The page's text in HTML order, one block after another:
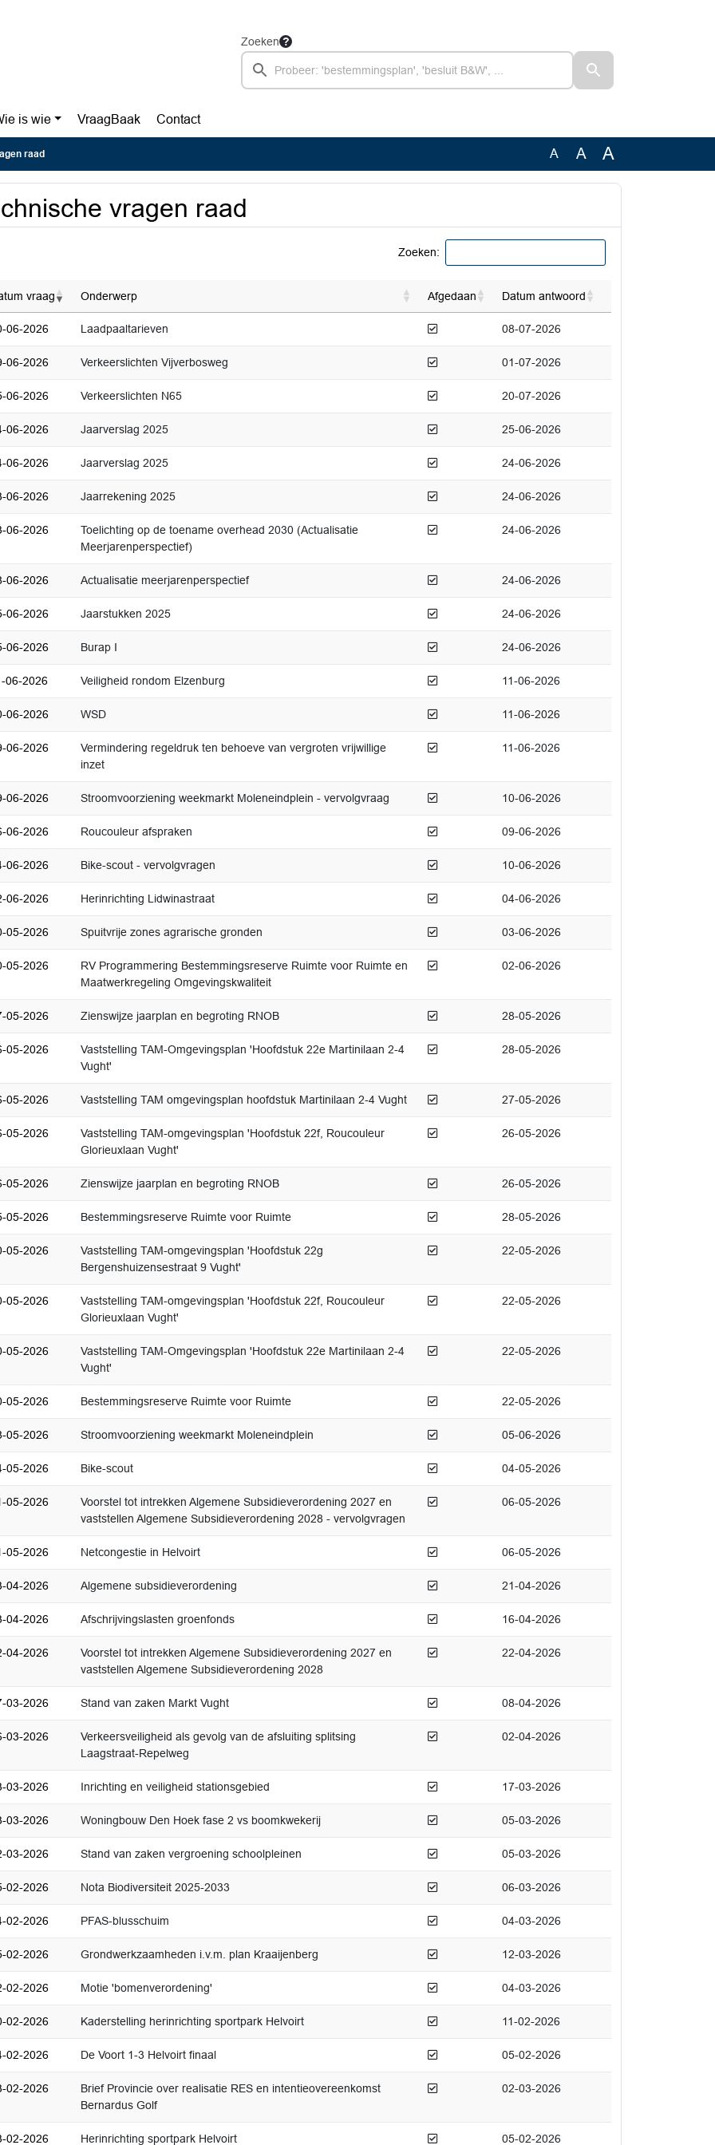
Zoeken
is wie VraagBaak Contact
raad A A A
vragen raad
Zoeken:
vraag Onderwerp Afgedaan Datum antwoord
06-2026 Laadpaaltarieven Afgedaan 08-07-2026
06-2026 Verkeerslichten Vijverbosweg Afgedaan 01-07-2026
06-2026 Verkeerslichten N65 Afgedaan 20-07-2026
06-2026 Jaarverslag 2025 Afgedaan 25-06-2026
06-2026 Jaarverslag 2025 Afgedaan 24-06-2026
06-2026 Jaarrekening 2025 Afgedaan 24-06-2026
06-2026
Toelichting op de toename overhead 2030 (Actualisatie
Meerjarenperspectief)
Afgedaan 24-06-2026
06-2026 Actualisatie meerjarenperspectief Afgedaan 24-06-2026
06-2026 Jaarstukken 2025 Afgedaan 24-06-2026
06-2026 Burap I Afgedaan 24-06-2026
06-2026 Veiligheid rondom Elzenburg Afgedaan 11-06-2026
06-2026 WSD Afgedaan 11-06-2026
06-2026
Vermindering regeldruk ten behoeve van vergroten vrijwillige
inzet
Afgedaan 11-06-2026
06-2026 Stroomvoorziening weekmarkt Moleneindplein - vervolgvraag Afgedaan 10-06-2026
06-2026 Roucouleur afspraken Afgedaan 09-06-2026
06-2026 Bike-scout - vervolgvragen Afgedaan 10-06-2026
06-2026 Herinrichting Lidwinastraat Afgedaan 04-06-2026
05-2026 Spuitvrije zones agrarische gronden Afgedaan 03-06-2026
05-2026
RV Programmering Bestemmingsreserve Ruimte voor Ruimte en
Maatwerkregeling Omgevingskwaliteit
Afgedaan 02-06-2026
05-2026 Zienswijze jaarplan en begroting RNOB Afgedaan 28-05-2026
05-2026
Vaststelling TAM-Omgevingsplan 'Hoofdstuk 22e Martinilaan 2-4
Vught'
Afgedaan 28-05-2026
05-2026 Vaststelling TAM omgevingsplan hoofdstuk Martinilaan 2-4 Vught Afgedaan 27-05-2026
05-2026
Vaststelling TAM-omgevingsplan 'Hoofdstuk 22f, Roucouleur
Glorieuxlaan Vught'
Afgedaan 26-05-2026
05-2026 Zienswijze jaarplan en begroting RNOB Afgedaan 26-05-2026
05-2026 Bestemmingsreserve Ruimte voor Ruimte Afgedaan 28-05-2026
05-2026
Vaststelling TAM-omgevingsplan 'Hoofdstuk 22g
Bergenshuizensestraat 9 Vught'
Afgedaan 22-05-2026
05-2026
Vaststelling TAM-omgevingsplan 'Hoofdstuk 22f, Roucouleur
Glorieuxlaan Vught'
Afgedaan 22-05-2026
05-2026
Vaststelling TAM-Omgevingsplan 'Hoofdstuk 22e Martinilaan 2-4
Vught'
Afgedaan 22-05-2026
05-2026 Bestemmingsreserve Ruimte voor Ruimte Afgedaan 22-05-2026
05-2026 Stroomvoorziening weekmarkt Moleneindplein Afgedaan 05-06-2026
05-2026 Bike-scout Afgedaan 04-05-2026
05-2026
Voorstel tot intrekken Algemene Subsidieverordening 2027 en
vaststellen Algemene Subsidieverordening 2028 - vervolgvragen
Afgedaan 06-05-2026
05-2026 Netcongestie in Helvoirt Afgedaan 06-05-2026
04-2026 Algemene subsidieverordening Afgedaan 21-04-2026
04-2026 Afschrijvingslasten groenfonds Afgedaan 16-04-2026
04-2026
Voorstel tot intrekken Algemene Subsidieverordening 2027 en
vaststellen Algemene Subsidieverordening 2028
Afgedaan 22-04-2026
03-2026 Stand van zaken Markt Vught Afgedaan 08-04-2026
03-2026
Verkeersveiligheid als gevolg van de afsluiting splitsing
Laagstraat-Repelweg
Afgedaan 02-04-2026
03-2026 Inrichting en veiligheid stationsgebied Afgedaan 17-03-2026
03-2026 Woningbouw Den Hoek fase 2 vs boomkwekerij Afgedaan 05-03-2026
03-2026 Stand van zaken vergroening schoolpleinen Afgedaan 05-03-2026
02-2026 Nota Biodiversiteit 2025-2033 Afgedaan 06-03-2026
02-2026 PFAS-blusschuim Afgedaan 04-03-2026
02-2026 Grondwerkzaamheden i.v.m. plan Kraaijenberg Afgedaan 12-03-2026
02-2026 Motie 'bomenverordening' Afgedaan 04-03-2026
02-2026 Kaderstelling herinrichting sportpark Helvoirt Afgedaan 11-02-2026
02-2026 De Voort 1-3 Helvoirt finaal Afgedaan 05-02-2026
02-2026
Brief Provincie over realisatie RES en intentieovereenkomst
Bernardus Golf
Afgedaan 02-03-2026
02-2026 Herinrichting sportpark Helvoirt Afgedaan 05-02-2026